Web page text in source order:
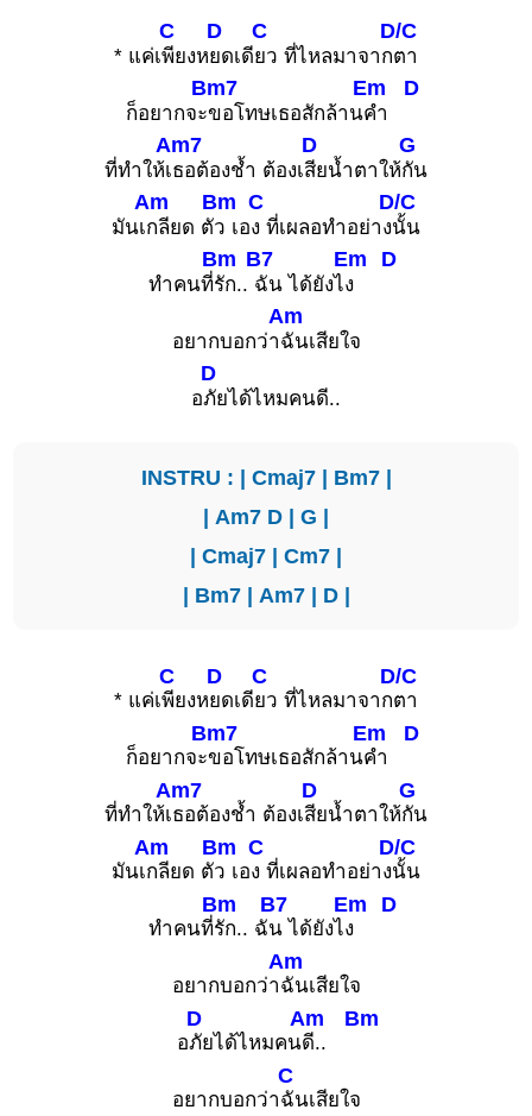
* แค่เ
C
พียงห
D
ยดเดี
C
ยว ที่ไหลมาจาก
D/C
ตา
ก็อยากจะ
Bm7
ขอโทษเธอสักล้าน
Em
คำ
D
ที่ทำให้เ
Am7
ธอต้องช้ำ ต้องเ
D
สียน้ำตาให้
G
กัน
มันเ
Am
กลียด ตั
Bm
ว เอ
C
ง ที่เผลอทำอย่าง
D/C
นั้น
ทำคนที่
Bm
รัก..
B7
ฉัน ได้ยังไ
Em
ง
D
อยากบอกว่า
Am
ฉันเสียใจ
อ
D
ภัยได้ไหมคนดี..
INSTRU : | Cmaj7| Bm7|
| Am7 D | G |
| Cmaj7 | Cm7 |
| Bm7| Am7| D|
* แค่เ
C
พียงห
D
ยดเดี
C
ยว ที่ไหลมาจาก
D/C
ตา
ก็อยากจะ
Bm7
ขอโทษเธอสักล้าน
Em
คำ
D
ที่ทำให้เ
Am7
ธอต้องช้ำ ต้องเ
D
สียน้ำตาให้
G
กัน
มันเ
Am
กลียด ตั
Bm
ว เอ
C
ง ที่เผลอทำอย่าง
D/C
นั้น
ทำคนที่
Bm
รัก.. ฉั
B7
น ได้ยังไ
Em
ง
D
อยากบอกว่า
Am
ฉันเสียใจ
อ
D
ภัยได้ไหมคน
Am
ดี..
Bm
อยากบอกว่า
C
ฉันเสียใจ